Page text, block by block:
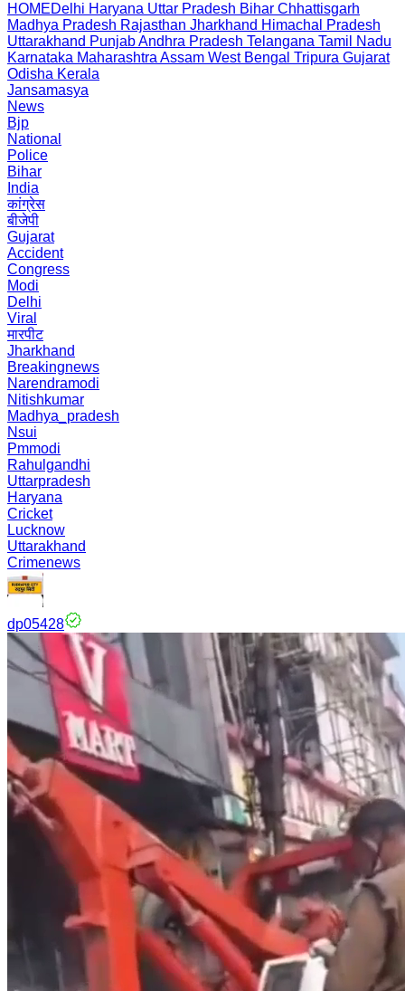
HOMEDelhi Haryana Uttar Pradesh Bihar Chhattisgarh
Madhya Pradesh Rajasthan Jharkhand Himachal Pradesh
Uttarakhand PunjabAndhra Pradesh Telangana Tamil Nadu
Karnataka Maharashtra Assam West Bengal Tripura Gujarat
Odisha Kerala
Jansamasya
News
Bjp
National
Police
Bihar
India
कांग्रेस
बीजेपी
Gujarat
Accident
Congress
Modi
Delhi
Viral
मारपीट
Jharkhand
Breakingnews
Narendramodi
Nitishkumar
Madhya_pradesh
Nsui
Pmmodi
Rahulgandhi
Uttarpradesh
Haryana
Cricket
Lucknow
Uttarakhand
Crimenews
dp05428